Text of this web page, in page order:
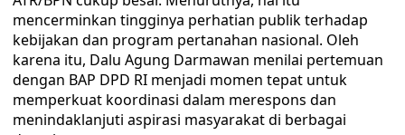
mencerminkan tingginya perhatian publik terhadap
kebijakan dan program pertanahan nasional. Oleh
karena itu, Dalu Agung Darmawan menilai pertemuan
dengan BAP DPD RI menjadi momen tepat untuk
memperkuat koordinasi dalam merespons dan
menindaklanjuti aspirasi masyarakat di berbagai